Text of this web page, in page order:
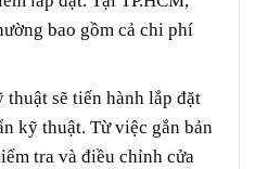
bao gồm cả chi phí
thuật sẽ tiến hành lắp đặt
kỹ thuật. Từ việc gắn bản
tra và điều chỉnh cửa